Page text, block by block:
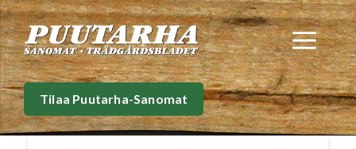
Siirry
sisältöön
Tilaa Puutarha-Sanomat